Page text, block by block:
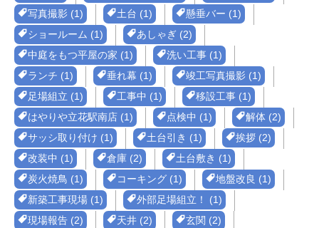
写真撮影 (1)
土台 (1)
懸垂バー (1)
ショールーム (1)
あしゃぎ (2)
中庭をもつ平屋の家 (1)
洗い工事 (1)
ランチ (1)
垂れ幕 (1)
竣工写真撮影 (1)
足場組立 (1)
工事中 (1)
移設工事 (1)
はやりや立花駅南店 (1)
点検中 (1)
解体 (2)
サッシ取り付け (1)
土台引き (1)
挨拶 (2)
改装中 (1)
倉庫 (2)
土台敷き (1)
炭火焼鳥 (1)
コーキング (1)
地盤改良 (1)
新築工事現場 (1)
外部足場組立！ (1)
現場報告 (2)
天井 (2)
玄関 (2)